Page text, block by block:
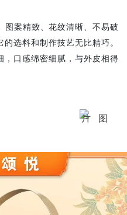
图案精致、花纹清晰、不易破
选料和制作技艺无比精巧。
，口感绵密细腻，与外皮相得